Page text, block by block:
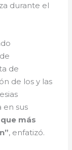
durante el
de
de los y las
sus
más
, enfatizó.